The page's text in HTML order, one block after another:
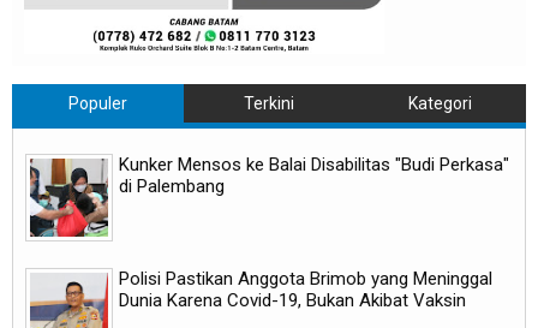
Populer Terkini Kategori
Kunker Mensos ke Balai Disabilitas "Budi Perkasa"
di Palembang
Polisi Pastikan Anggota Brimob yang Meninggal
Dunia Karena Covid-19, Bukan Akibat Vaksin